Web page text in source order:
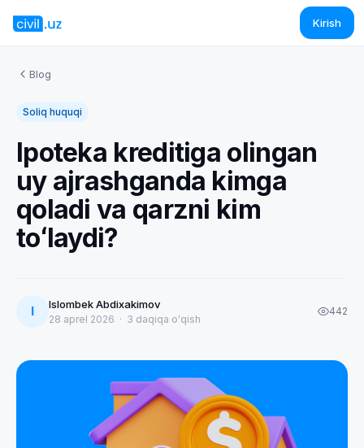
Kirish
Blog
Soliq huquqi
Ipoteka kreditiga olingan
uy ajrashganda kimga
qoladi va qarzni kim
toʻlaydi?
I Islombek Abdixakimov
28 aprel 2026 · 3 daqiqa oʻqish
442